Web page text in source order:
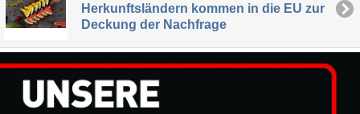
Herkunftsländern kommen in die EU zur
Deckung der Nachfrage